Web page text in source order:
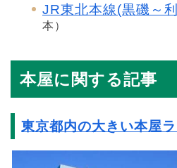
JR東北本線(黒磯～
本）
本屋に関する記事
東京都内の大きい本屋